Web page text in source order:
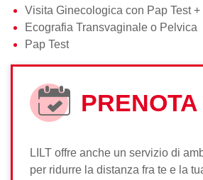
Visita Ginecologica con Pap Test
Ecografia Transvaginale o Pelvica
Pap Test
LILT offre anche un servizio di
per ridurre la distanza fra te e la